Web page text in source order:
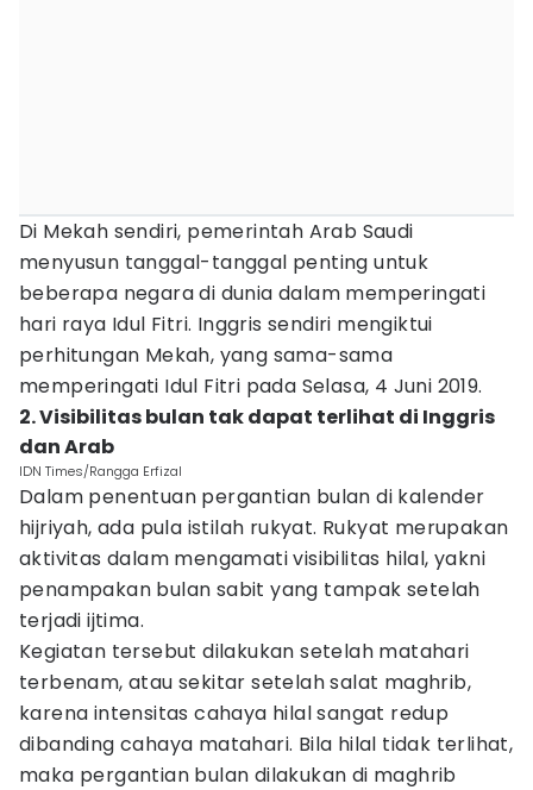
Di Mekah sendiri, pemerintah Arab Saudi
menyusun tanggal-tanggal penting untuk
beberapa negara di dunia dalam memperingati
hari raya Idul Fitri. Inggris sendiri mengiktui
perhitungan Mekah, yang sama-sama
memperingati Idul Fitri pada Selasa, 4 Juni 2019.
2. Visibilitas bulan tak dapat terlihat di Inggris
dan Arab
IDN Times/Rangga Erfizal
Dalam penentuan pergantian bulan di kalender
hijriyah, ada pula istilah rukyat. Rukyat merupakan
aktivitas dalam mengamati visibilitas hilal, yakni
penampakan bulan sabit yang tampak setelah
terjadi ijtima.
Kegiatan tersebut dilakukan setelah matahari
terbenam, atau sekitar setelah salat maghrib,
karena intensitas cahaya hilal sangat redup
dibanding cahaya matahari. Bila hilal tidak terlihat,
maka pergantian bulan dilakukan di maghrib